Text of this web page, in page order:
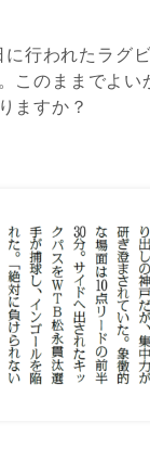
行われたラグ
このままでよい
ますか？